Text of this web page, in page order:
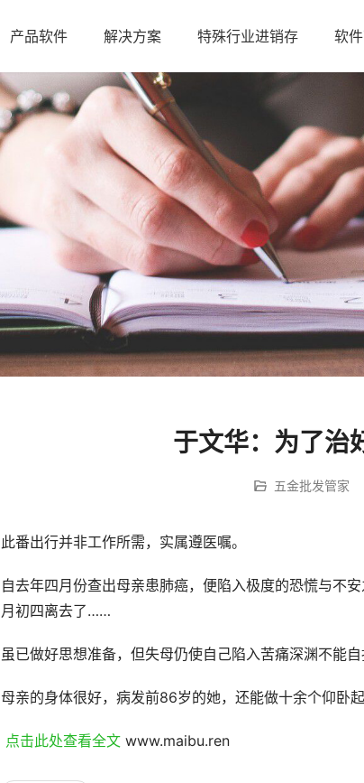
产品软件 解决方案 特殊行业进销存 软
于文华：为了治
五金批发管家
此番出行并非工作所需，实属遵医嘱。
自去年四月份查出母亲患肺癌，便陷入极度的恐慌与不
月初四离去了……
虽已做好思想准备，但失母仍使自己陷入苦痛深渊不能自
母亲的身体很好，病发前86岁的她，还能做十余个仰卧
点击此处查看全文 www.maibu.ren